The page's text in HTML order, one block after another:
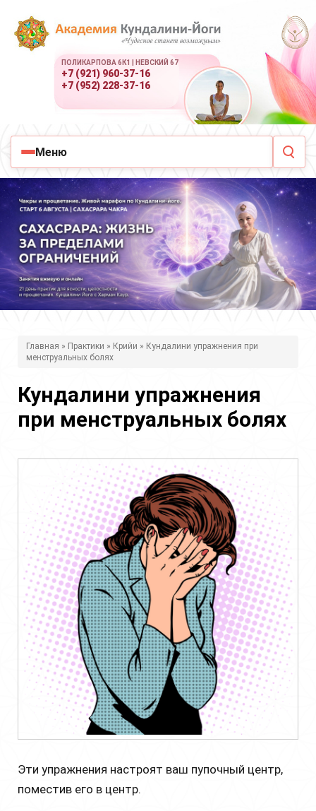
ПОЛИКАРПОВА 6К1 | НЕВСКИЙ 67
+7 (921) 960-37-16
+7 (952) 228-37-16
Меню
д
с
Главная » Практики » Крийи » Кундалини упражнения при
менструальных болях
Кундалини упражнения
при менструальных болях
Эти упражнения настроят ваш пупочный центр,
поместив его в центр.